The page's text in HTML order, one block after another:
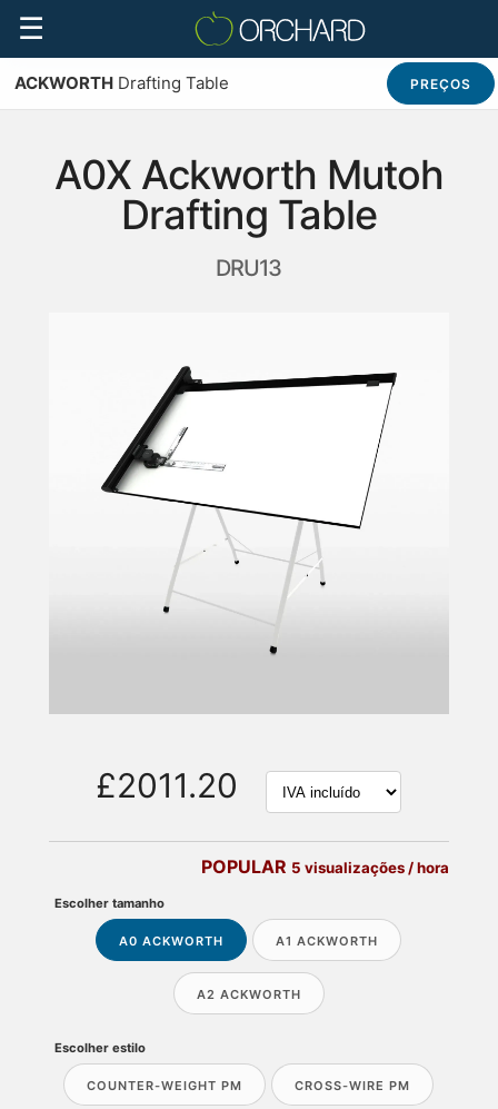
☰
ACKWORTH Drafting Table PREÇOS
A0X Ackworth Mutoh
Drafting Table
DRU13
£2011.20
POPULAR 5 visualizações / hora
Escolher tamanho
A0 ACKWORTH A1 ACKWORTH
A2 ACKWORTH
Escolher estilo
COUNTER-WEIGHT PM CROSS-WIRE PM